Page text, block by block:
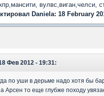
вулвс,виган,челси,
Daniela: 18 February
Фев 2012 - 19:31:
по уши в дерьме надо хотя бы
Арсен то еще глубже походу